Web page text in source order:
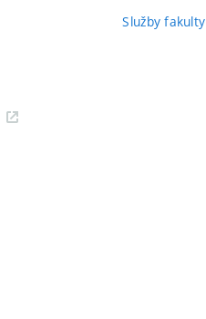
Služby fakulty